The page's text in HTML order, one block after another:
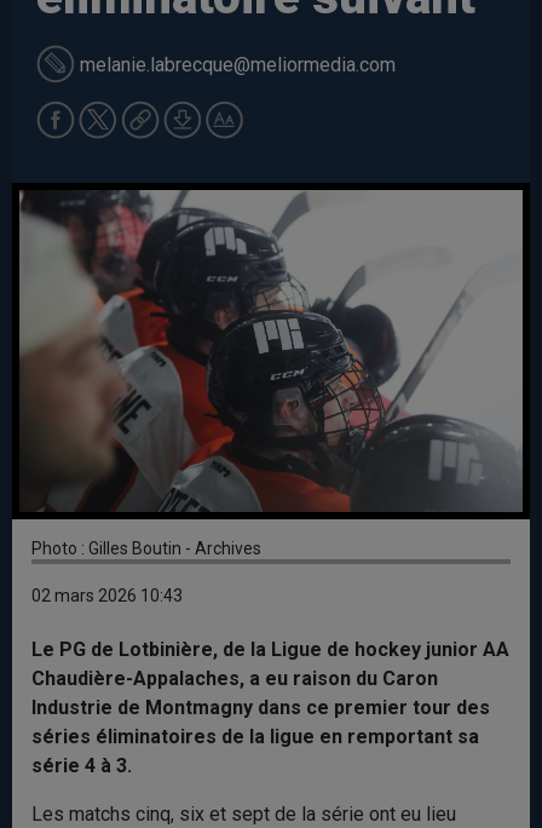
melanie.labrecque@meliormedia.com
Photo : Gilles Boutin - Archives
02 mars 2026 10:43
Le PG de Lotbinière, de la Ligue de hockey junior AA
Chaudière-Appalaches, a eu raison du Caron
Industrie de Montmagny dans ce premier tour des
séries éliminatoires de la ligue en remportant sa
série 4 à 3.
Les matchs cinq, six et sept de la série ont eu lieu